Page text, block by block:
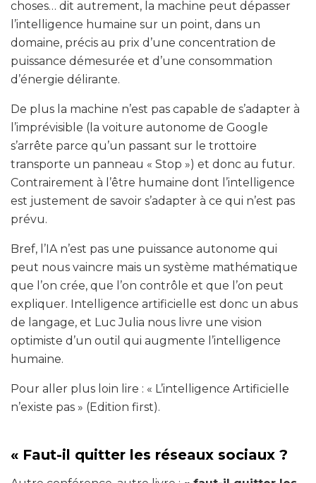
choses… dit autrement, la machine peut dépasser
l’intelligence humaine sur un point, dans un
domaine, précis au prix d’une concentration de
puissance démesurée et d’une consommation
d’énergie délirante.
De plus la machine n’est pas capable de s’adapter à
l’imprévisible (la voiture autonome de Google
s’arrête parce qu’un passant sur le trottoire
transporte un panneau « Stop ») et donc au futur.
Contrairement à l’être humaine dont l’intelligence
est justement de savoir s’adapter à ce qui n’est pas
prévu.
Bref, l’IA n’est pas une puissance autonome qui
peut nous vaincre mais un système mathématique
que l’on crée, que l’on contrôle et que l’on peut
expliquer. Intelligence artificielle est donc un abus
de langage, et Luc Julia nous livre une vision
optimiste d’un outil qui augmente l’intelligence
humaine.
Pour aller plus loin lire : « L’intelligence Artificielle
n’existe pas » (Edition first).
« Faut-il quitter les réseaux sociaux ?